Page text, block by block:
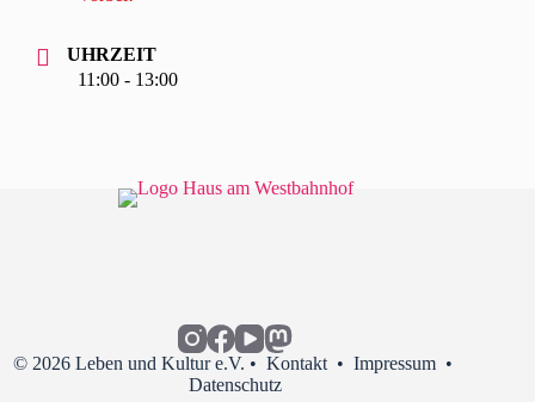
UHRZEIT
11:00 - 13:00
© 2026 Leben und Kultur e.V. •Kontakt •Impressum •
Datenschutz